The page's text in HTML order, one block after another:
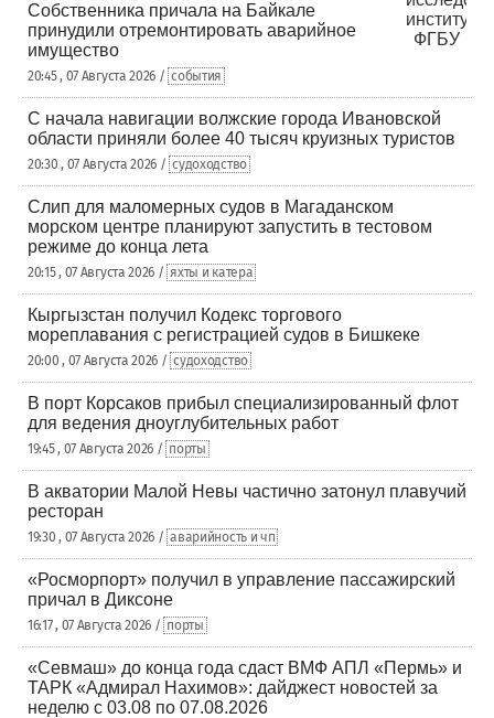
Собственника причала на Байкале
принудили отремонтировать аварийное
имущество
20:45 , 07 Августа 2026 / события
С начала навигации волжские города Ивановской
области приняли более 40 тысяч круизных туристов
20:30 , 07 Августа 2026 / судоходство
Слип для маломерных судов в Магаданском
морском центре планируют запустить в тестовом
режиме до конца лета
20:15 , 07 Августа 2026 / яхты и катера
Кыргызстан получил Кодекс торгового
мореплавания с регистрацией судов в Бишкеке
20:00 , 07 Августа 2026 / судоходство
В порт Корсаков прибыл специализированный флот
для ведения дноуглубительных работ
19:45 , 07 Августа 2026 / порты
В акватории Малой Невы частично затонул плавучий
ресторан
19:30 , 07 Августа 2026 / аварийность и чп
«Росморпорт» получил в управление пассажирский
причал в Диксоне
16:17 , 07 Августа 2026 / порты
«Севмаш» до конца года сдаст ВМФ АПЛ «Пермь» и
ТАРК «Адмирал Нахимов»: дайджест новостей за
неделю с 03.08 по 07.08.2026